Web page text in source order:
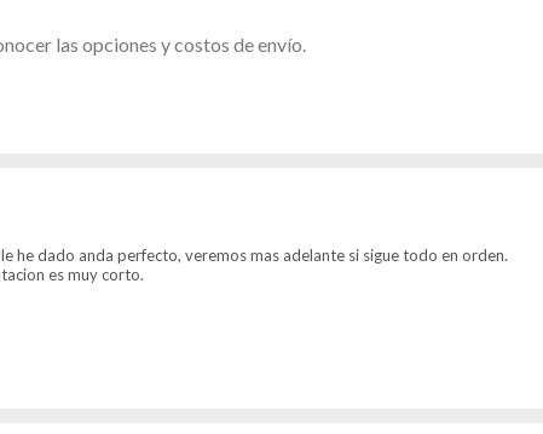
las opciones y costos de envío.
he dado anda perfecto, veremos mas adelante si sigue todo en orden.
es muy corto.